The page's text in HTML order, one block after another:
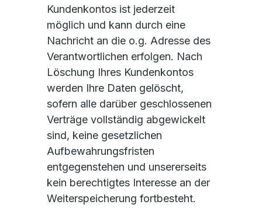
Kundenkontos ist jederzeit
möglich und kann durch eine
Nachricht an die o.g. Adresse des
Verantwortlichen erfolgen. Nach
Löschung Ihres Kundenkontos
werden Ihre Daten gelöscht,
sofern alle darüber geschlossenen
Verträge vollständig abgewickelt
sind, keine gesetzlichen
Aufbewahrungsfristen
entgegenstehen und unsererseits
kein berechtigtes Interesse an der
Weiterspeicherung fortbesteht.